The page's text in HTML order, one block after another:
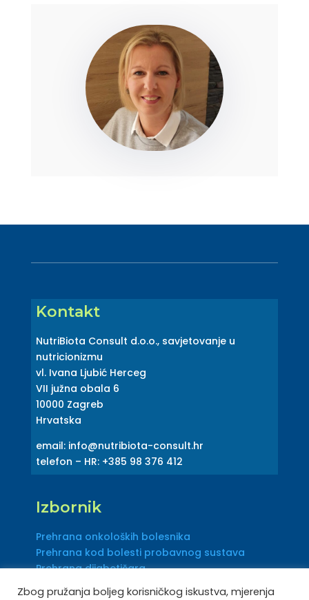
Kontakt
NutriBiota Consult d.o.o., savjetovanje u
nutricionizmu
vl. Ivana Ljubić Herceg
VII južna obala 6
10000 Zagreb
Hrvatska
email: info@nutribiota-consult.hr
telefon – HR: +385 98 376 412
Izbornik
Prehrana onkoloških bolesnika
Prehrana kod bolesti probavnog sustava
Prehrana dijabetičara
Zbog pružanja boljeg korisničkog iskustva, mjerenja